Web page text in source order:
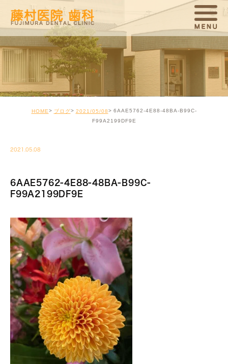
HOME ブログ 2021/05/08
6AAE5762-4E88-48BA-B99C-
F99A2199DF9E
2021.05.08
6AAE5762-4E88-48BA-B99C-
F99A2199DF9E